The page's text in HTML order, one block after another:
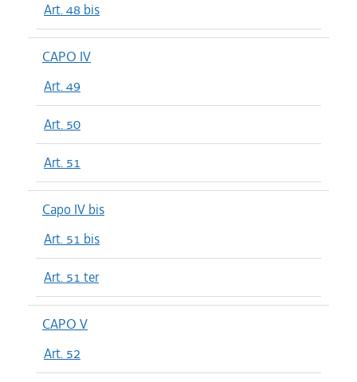
Art. 48 bis
CAPO IV
Art. 49
Art. 50
Art. 51
Capo IV bis
Art. 51 bis
Art. 51 ter
CAPO V
Art. 52